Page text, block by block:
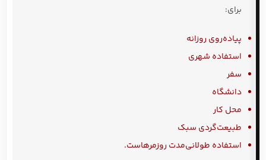
برای:
پیاده‌روی روزانه
استفاده شهری
سفر
دانشگاه
محل کار
طبیعت‌گردی سبک
استفاده طولانی‌مدت روزمرهاست.